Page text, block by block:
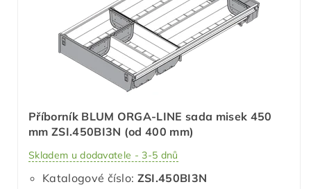
Příborník BLUM ORGA-LINE sada misek 450
mm ZSI.450BI3N (od 400 mm)
Skladem u dodavatele - 3-5 dnů
Katalogové číslo: ZSI.450BI3N